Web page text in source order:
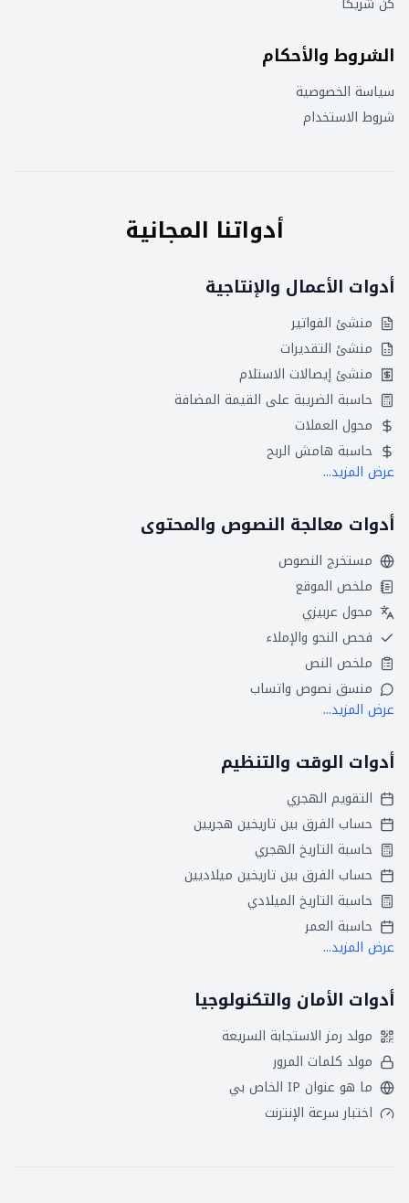
الشروط والأحكام
سياسة الخصوصية
شروط الاستخدام
أدواتنا المجانية
أدوات الأعمال والإنتاجية
منشئ الفواتير
منشئ التقديرات
منشئ إيصالات الاستلام
حاسبة الضريبة على القيمة المضافة
محول العملات
حاسبة هامش الربح
عرض المزيد...
أدوات معالجة النصوص والمحتوى
مستخرج النصوص
ملخص الموقع
محول عربيزي
فحص النحو والإملاء
ملخص النص
منسق نصوص واتساب
عرض المزيد...
أدوات الوقت والتنظيم
التقويم الهجري
حساب الفرق بين تاريخين هجريين
حاسبة التاريخ الهجري
حساب الفرق بين تاريخين ميلاديين
حاسبة التاريخ الميلادي
حاسبة العمر
عرض المزيد...
أدوات الأمان والتكنولوجيا
مولد رمز الاستجابة السريعة
مولد كلمات المرور
ما هو عنوان IP الخاص بي
اختبار سرعة الإنترنت